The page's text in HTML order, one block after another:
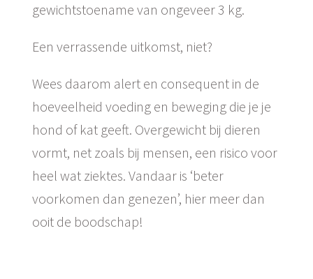
gewichtstoename van ongeveer 3 kg.
Een verrassende uitkomst, niet?
Wees daarom alert en consequent in de
hoeveelheid voeding en beweging die je je
hond of kat geeft. Overgewicht bij dieren
vormt, net zoals bij mensen, een risico voor
heel wat ziektes. Vandaar is ‘beter
voorkomen dan genezen’, hier meer dan
ooit de boodschap!